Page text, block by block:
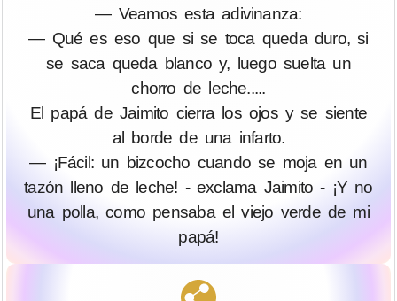
— Veamos esta adivinanza:
— Qué es eso que si se toca queda duro, si
se saca queda blanco y, luego suelta un
chorro de leche.....
El papá de Jaimito cierra los ojos y se siente
al borde de una infarto.
— ¡Fácil: un bizcocho cuando se moja en un
tazón lleno de leche! - exclama Jaimito - ¡Y no
una pоllа, como pensaba el viejo verde de mi
papá!